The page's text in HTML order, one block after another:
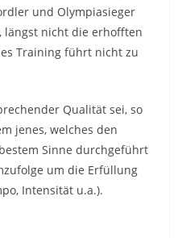
und Olympiasieger
längst nicht die erhofften
Training führt nicht zu
Qualität sei, so
jenes, welches den
Sinne durchgeführt
um die Erfüllung
Intensität u.a.).